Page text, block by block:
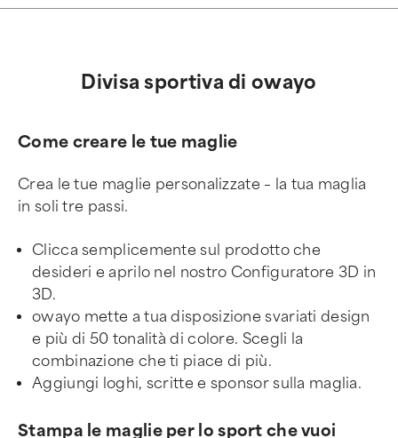
Divisa sportiva di owayo
Come creare le tue maglie
Crea le tue maglie personalizzate – la tua maglia
in soli tre passi.
Clicca semplicemente sul prodotto che
desideri e aprilo nel nostro Configuratore 3D in
3D.
owayo mette a tua disposizione svariati design
e più di 50 tonalità di colore. Scegli la
combinazione che ti piace di più.
Aggiungi loghi, scritte e sponsor sulla maglia.
Stampa le maglie per lo sport che vuoi